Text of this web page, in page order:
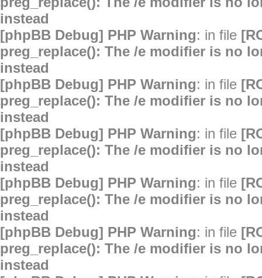
instead
[phpBB Debug] PHP Warning: in file
preg_replace(): The /e modifier is no
instead
[phpBB Debug] PHP Warning: in file
preg_replace(): The /e modifier is no
instead
[phpBB Debug] PHP Warning: in file
preg_replace(): The /e modifier is no
instead
[phpBB Debug] PHP Warning: in file
preg_replace(): The /e modifier is no
instead
[phpBB Debug] PHP Warning: in file
preg_replace(): The /e modifier is no
instead